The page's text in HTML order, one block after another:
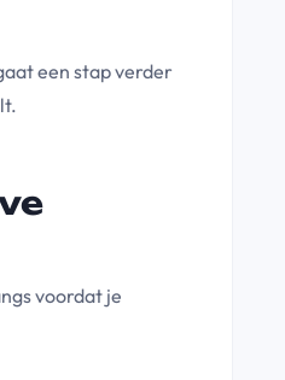
een stap verder
voordat je